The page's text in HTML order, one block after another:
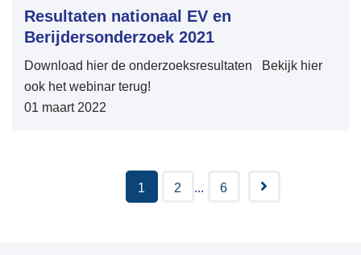
krachten van mensen en organisaties om tot gewenste
veranderingen te komen. Leonie is gewend om te
werken op het snijvlak van markt en overheid en kan
uitstekend samenwerken en onderhandelen.
Resultaten nationaal EV en
Berijdersonderzoek 2021
Download hier de onderzoeksresultaten Bekijk hier
ook het webinar terug!
01 maart 2022
1 2 ... 6